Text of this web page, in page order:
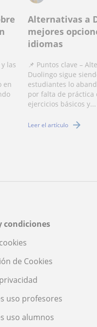
las
en
Alternativas a
mejores
idiomas
📌 Puntos clave –
Duolingo sigue
estudiantes lo
por falta de práctica
ejercicios básicos y...
Leer el artículo
condiciones
de Cookies
uso profesores
uso alumnos